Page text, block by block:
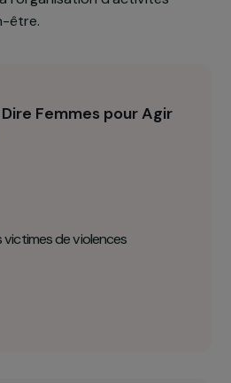
femmes handicapées
notamment par la
sociales, juridiques,
à l’organisation d’activités
Dire Femmes pour Agir